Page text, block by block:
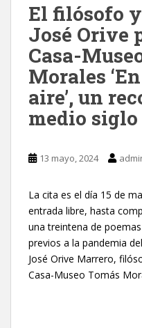
El filósofo
José Orive
Casa-
Morales
aire’, un
medio siglo
13 mayo, 2024
La cita es el día 15 de
entrada libre, hasta
una treintena de
previos a la pandemia
José Orive Marrero,
Casa-Museo Tomás